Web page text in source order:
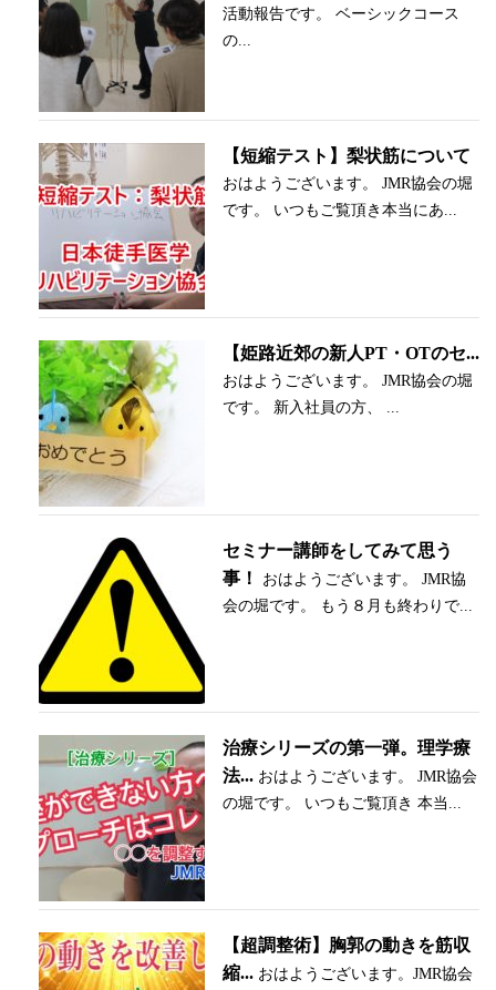
活動報告です。 ベーシックコース
の...
【短縮テスト】梨状筋について
おはようございます。 JMR協会の堀
です。 いつもご覧頂き本当にあ...
【姫路近郊の新人PT・OTのセ...
おはようございます。 JMR協会の堀
です。 新入社員の方、 ...
セミナー講師をしてみて思う
事！
おはようございます。 JMR協
会の堀です。 もう８月も終わりで...
治療シリーズの第一弾。理学療
法... おはようございます。 JMR協会
の堀です。 いつもご覧頂き 本当...
【超調整術】胸郭の動きを筋収
縮... おはようございます。JMR協会